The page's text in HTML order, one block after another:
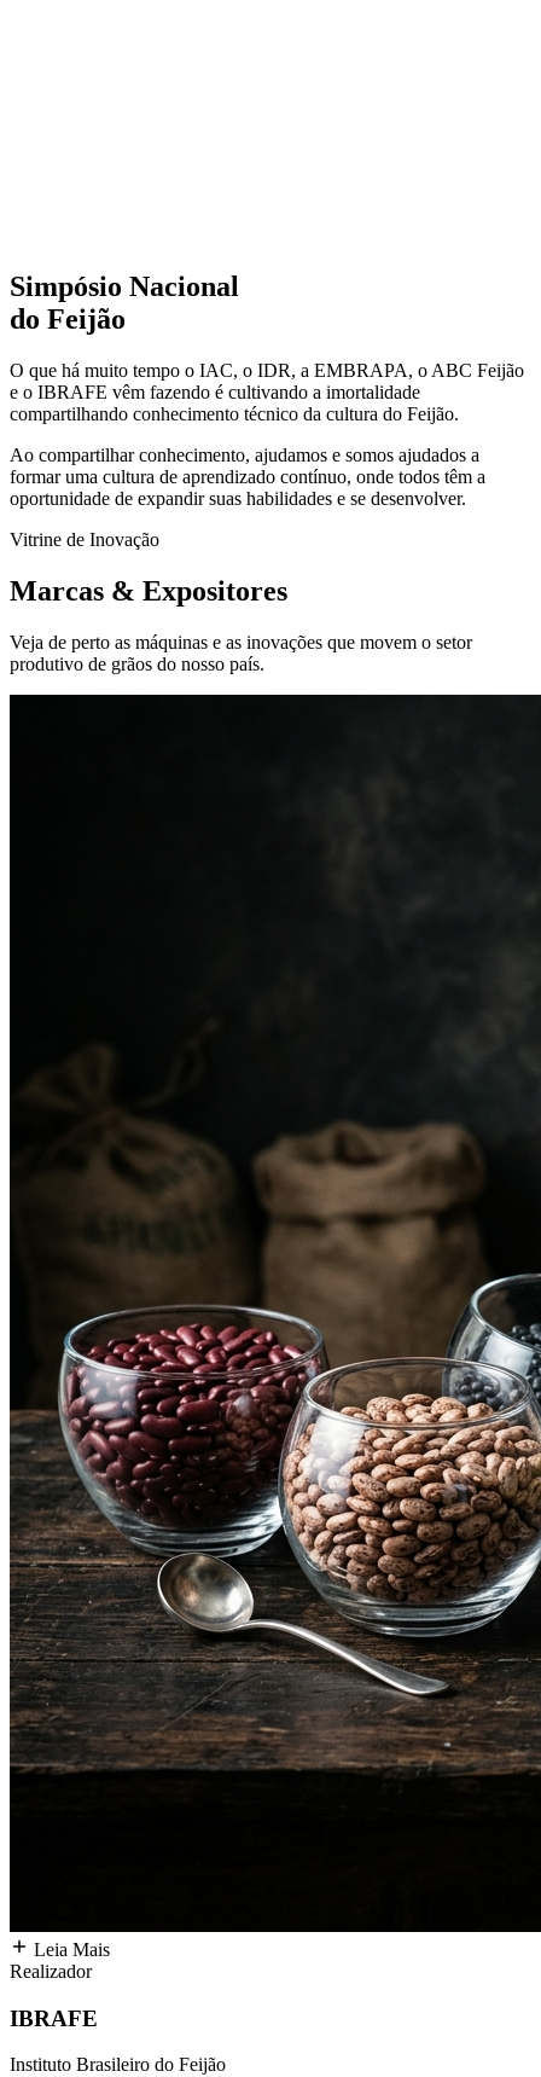
Simpósio Nacional
do Feijão
O que há muito tempo o IAC, o IDR, a EMBRAPA, o ABC Feijão
e o IBRAFE vêm fazendo é cultivando a imortalidade
compartilhando conhecimento técnico da cultura do Feijão.
Ao compartilhar conhecimento, ajudamos e somos ajudados a
formar uma cultura de aprendizado contínuo, onde todos têm a
oportunidade de expandir suas habilidades e se desenvolver.
Vitrine de Inovação
Marcas & Expositores
Veja de perto as máquinas e as inovações que movem o setor
produtivo de grãos do nosso país.
Leia Mais
Realizador
IBRAFE
Instituto Brasileiro do Feijão